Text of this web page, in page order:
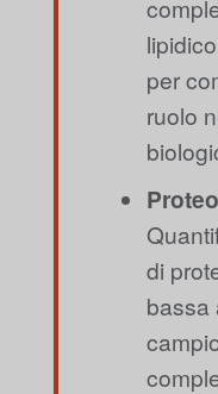
per
ruolo
di
bassa